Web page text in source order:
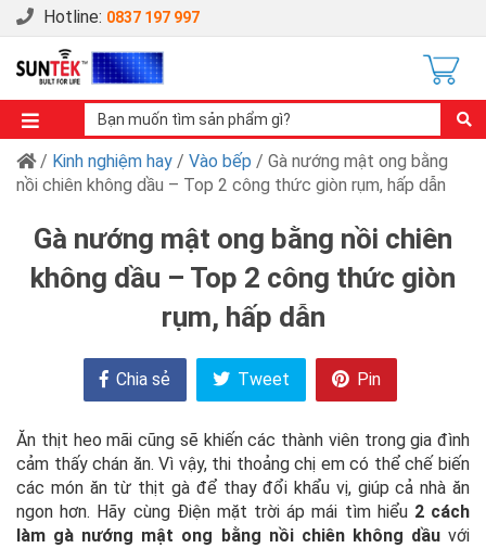
Hotline: 0837 197 997
/ Kinh nghiệm hay / Vào bếp / Gà nướng mật ong bằng
nồi chiên không dầu – Top 2 công thức giòn rụm, hấp dẫn
Gà nướng mật ong bằng nồi chiên
không dầu – Top 2 công thức giòn
rụm, hấp dẫn
Chia sẻ Tweet Pin
Ăn thịt heo mãi cũng sẽ khiến các thành viên trong gia đình
cảm thấy chán ăn. Vì vậy, thi thoảng chị em có thể chế biến
các món ăn từ thịt gà để thay đổi khẩu vị, giúp cả nhà ăn
ngon hơn. Hãy cùng Điện mặt trời áp mái tìm hiểu 2 cách
làm gà nướng mật ong bằng nồi chiên không dầuvới